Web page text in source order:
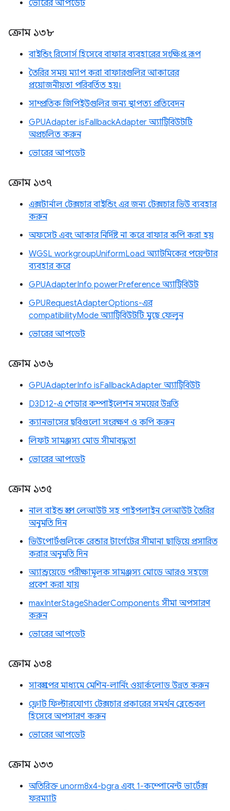
ভোরের আপডেট
ক্রোম ১৩৮
বাইন্ডিং রিসোর্স হিসেবে বাফার ব্যবহারের সংক্ষিপ্ত রূপ
তৈরির সময় ম্যাপ করা বাফারগুলির আকারের
প্রয়োজনীয়তা পরিবর্তিত হয়।
সাম্প্রতিক জিপিইউগুলির জন্য স্থাপত্য প্রতিবেদন
GPUAdapter isFallbackAdapter অ্যাট্রিবিউটটি
অপ্রচলিত করুন
ভোরের আপডেট
ক্রোম ১৩৭
এক্সটার্নাল টেক্সচার বাইন্ডিং এর জন্য টেক্সচার ভিউ ব্যবহার
করুন
অফসেট এবং আকার নির্দিষ্ট না করে বাফার কপি করা হয়
WGSL workgroupUniformLoad অ্যাটমিকের পয়েন্টার
ব্যবহার করে
GPUAdapterInfo powerPreference অ্যাট্রিবিউট
GPURequestAdapterOptions-এর
compatibilityMode অ্যাট্রিবিউটটি মুছে ফেলুন
ভোরের আপডেট
ক্রোম ১৩৬
GPUAdapterInfo isFallbackAdapter অ্যাট্রিবিউট
D3D12-এ শেডার কম্পাইলেশন সময়ের উন্নতি
ক্যানভাসের ছবিগুলো সংরক্ষণ ও কপি করুন
লিফট সামঞ্জস্য মোড সীমাবদ্ধতা
ভোরের আপডেট
ক্রোম ১৩৫
নাল বাইন্ড গ্রুপ লেআউট সহ পাইপলাইন লেআউট তৈরির
অনুমতি দিন
ভিউপোর্টগুলিকে রেন্ডার টার্গেটের সীমানা ছাড়িয়ে প্রসারিত
করার অনুমতি দিন
অ্যান্ড্রয়েডে পরীক্ষামূলক সামঞ্জস্য মোডে আরও সহজে
প্রবেশ করা যায়
maxInterStageShaderComponents সীমা অপসারণ
করুন
ভোরের আপডেট
ক্রোম ১৩৪
সাবগ্রুপের মাধ্যমে মেশিন-লার্নিং ওয়ার্কলোড উন্নত করুন
ফ্লোট ফিল্টারযোগ্য টেক্সচার প্রকারের সমর্থন ব্লেন্ডেবল
হিসেবে অপসারণ করুন
ভোরের আপডেট
ক্রোম ১৩৩
অতিরিক্ত unorm8x4-bgra এবং 1-কম্পোনেন্ট ভার্টেক্স
ফরম্যাট